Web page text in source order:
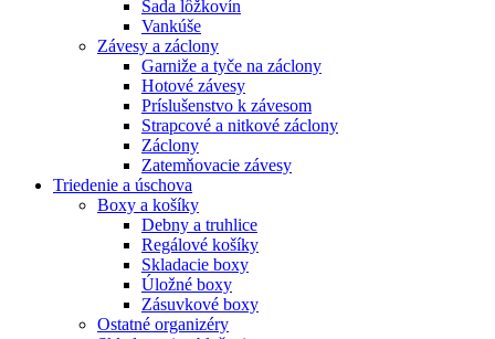
Sada lôžkovín
Vankúše
Závesy a záclony
Garniže a tyče na záclony
Hotové závesy
Príslušenstvo k závesom
Strapcové a nitkové záclony
Záclony
Zatemňovacie závesy
Triedenie a úschova
Boxy a košíky
Debny a truhlice
Regálové košíky
Skladacie boxy
Úložné boxy
Zásuvkové boxy
Ostatné organizéry